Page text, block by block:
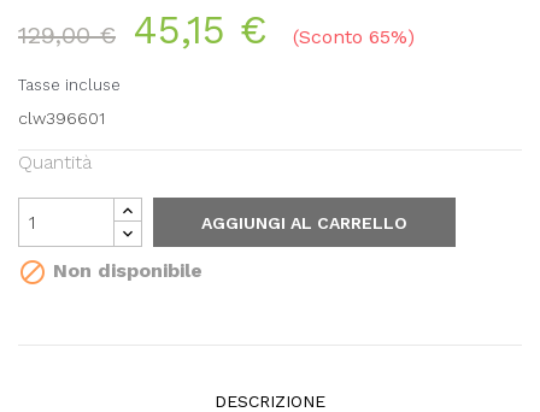
129,00 € 45,15 € Sconto 65%
Tasse incluse
clw396601
Quantità
AGGIUNGI AL CARRELLO
 Non disponibile
DESCRIZIONE